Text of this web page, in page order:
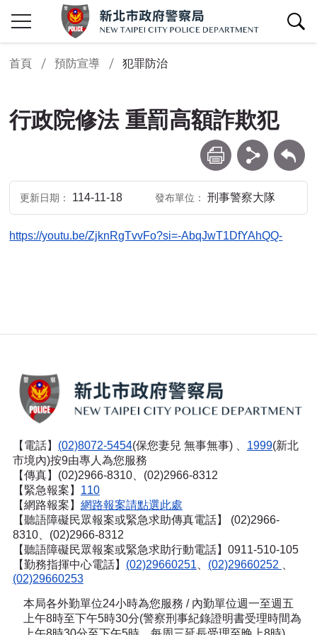
查詢區開關
首頁 預防宣導 犯罪防治
行政院修法 重罰高額詐欺犯
列印 分享 回上一頁
更新日期 114-11-18 發布單位 刑事警察大隊
https://youtu.be/ZjknRgTvvFo?si=-AbqJwT1DfYAhQQ-
【電話】 (02)8072-5454(保您妻兒 無事無事) 、 1999(新北
市境內)按9由專人為您服務
【傳真】(02)2966-8310、(02)2966-8312
【緊急報案】 110
【網路報案】 網路報案請點選此處
【聽語障礙民眾報案或緊急求助傳真電話】
(02)2966-
8310、(02)2966-8312
【聽語障礙民眾報案或緊急求助行動電話】0911-510-105
【勤務指揮中心電話】 (02)29660251 (02)29660252
(02)29660253
本局各外勤單位24小時為您服務 / 內勤單位週一至週五
上午8時至下午5時30分(警察刑事紀錄證明書受理時間為